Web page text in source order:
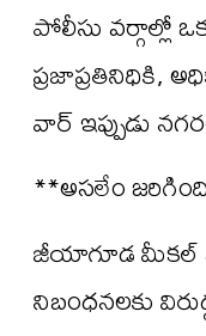
పోలీసు వర్గాల్లో
ప్రజాప్రతినిధికి,
వార్ ఇప్పుడు
**అసలేం
జీయాగూడ మీకల్
నిబంధనలకు